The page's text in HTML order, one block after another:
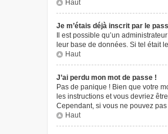
Haut
Je m’étais déjà inscrit par le
Il est possible qu’un
leur base de données. Si tel était
Haut
J’ai perdu mon mot de passe !
Pas de panique ! Bien que votre
les instructions et vous devriez
Cependant, si vous ne pouvez
Haut